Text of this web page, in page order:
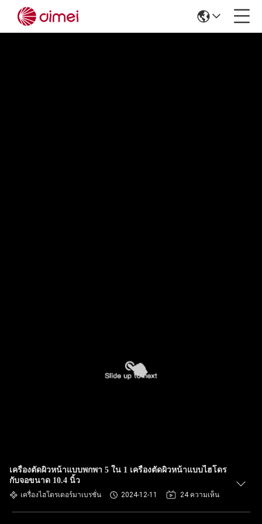
เครื่องตัดผิวหน้าแบบพกพา 5 ใน 1 เครื่องตัดผิวหน้าแบบไฮโดร
กับจอขนาด 10.4 นิ้ว
เครื่องไฮโดรเดอร์มาเบรชั่น 2024-12-11 24 ความเห็น